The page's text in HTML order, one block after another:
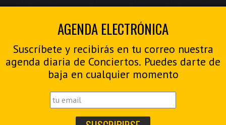
AGENDA ELECTRÓNICA
Suscríbete y recibirás en tu correo nuestra
agenda diaria de Conciertos. Puedes darte de
baja en cualquier momento